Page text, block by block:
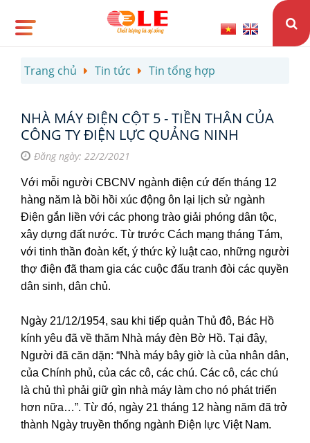
Trang chủ Tin tức Tin tổng hợp
NHÀ MÁY ĐIỆN CỘT 5 - TIỀN THÂN CỦA
CÔNG TY ĐIỆN LỰC QUẢNG NINH
Đăng ngày: 22/2/2021
Với mỗi người CBCNV ngành điện cứ đến tháng 12
hàng năm là bồi hồi xúc động ôn lại lịch sử ngành
Điện gắn liền với các phong trào giải phóng dân tộc,
xây dựng đất nước. Từ trước Cách mạng tháng Tám,
với tinh thần đoàn kết, ý thức kỷ luật cao, những người
thợ điện đã tham gia các cuộc đấu tranh đòi các quyền
dân sinh, dân chủ.
Ngày 21/12/1954, sau khi tiếp quản Thủ đô, Bác Hồ
kính yêu đã về thăm Nhà máy đèn Bờ Hồ. Tại đây,
Người đã căn dặn: “Nhà máy bây giờ là của nhân dân,
của Chính phủ, của các cô, các chú. Các cô, các chú
là chủ thì phải giữ gìn nhà máy làm cho nó phát triển
hơn nữa…”. Từ đó, ngày 21 tháng 12 hàng năm đã trở
thành Ngày truyền thống ngành Điện lực Việt Nam.